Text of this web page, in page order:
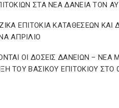
ΣΤΑ ΝΕΑ ΔΑΝΕΙΑ ΤΟΝ
ΕΠΙΤΟΚΙΑ ΚΑΤΑΘΕΣΕΩΝ ΚΑΙ
ΑΠΡΙΛΙΟ
ΟΙ ΔΟΣΕΙΣ ΔΑΝΕΙΩΝ – ΝΕΑ
ΤΟΥ ΒΑΣΙΚΟΥ ΕΠΙΤΟΚΙΟΥ ΣΤΟ